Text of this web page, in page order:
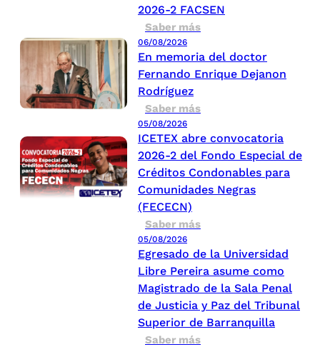
2026-2 FACSEN
Saber más
06/08/2026
En memoria del doctor
Fernando Enrique Dejanon
Rodríguez
Saber más
05/08/2026
ICETEX abre convocatoria
2026-2 del Fondo Especial de
Créditos Condonables para
Comunidades Negras
(FECECN)
Saber más
05/08/2026
Egresado de la Universidad
Libre Pereira asume como
Magistrado de la Sala Penal
de Justicia y Paz del Tribunal
Superior de Barranquilla
Saber más